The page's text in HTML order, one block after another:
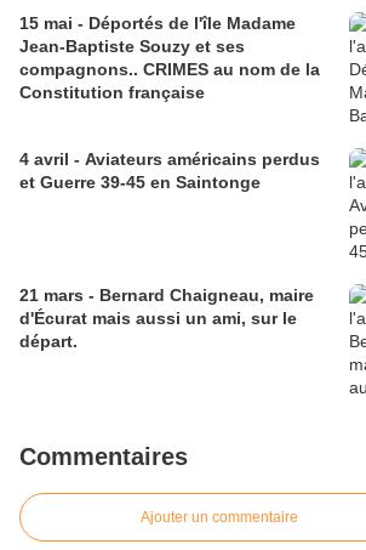
15 mai - Déportés de l'île Madame
Jean-Baptiste Souzy et ses
compagnons.. CRIMES au nom de la
Constitution française
4 avril - Aviateurs américains perdus
et Guerre 39-45 en Saintonge
21 mars - Bernard Chaigneau, maire
d'Écurat mais aussi un ami, sur le
départ.
Commentaires
Ajouter un commentaire